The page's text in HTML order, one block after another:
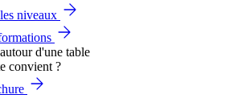
niveaux
convient ?